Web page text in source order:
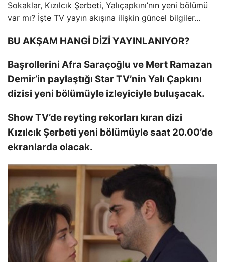
Sokaklar, Kızılcık Şerbeti, Yalıçapkını’nın yeni bölümü
var mı? İşte TV yayın akışına ilişkin güncel bilgiler…
BU AKŞAM HANGİ DİZİ YAYINLANIYOR?
Başrollerini Afra Saraçoğlu ve Mert Ramazan
Demir’in paylaştığı Star TV’nin Yalı Çapkını
dizisi yeni bölümüyle izleyiciyle buluşacak.
Show TV’de reyting rekorları kıran dizi
Kızılcık Şerbeti yeni bölümüyle saat 20.00’de
ekranlarda olacak.